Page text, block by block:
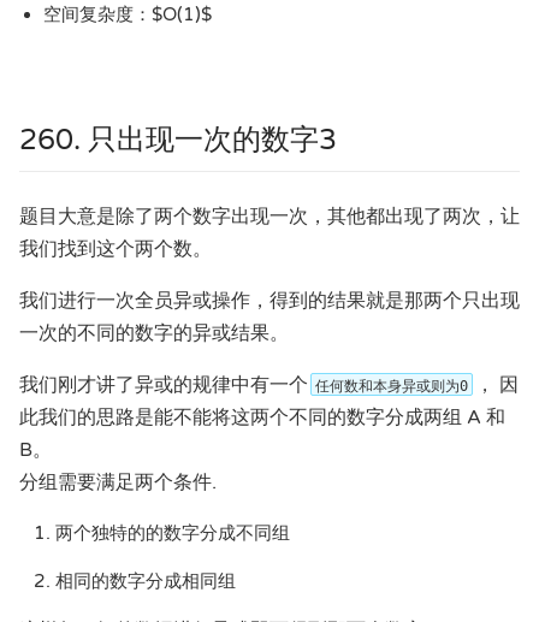
空间复杂度：$O(1)$
260. 只出现一次的数字3
题目大意是除了两个数字出现一次，其他都出现了两次，让
我们找到这个两个数。
我们进行一次全员异或操作，得到的结果就是那两个只出现
一次的不同的数字的异或结果。
我们刚才讲了异或的规律中有一个 任何数和本身异或则为0
， 因
此我们的思路是能不能将这两个不同的数字分成两组 A 和
B。
分组需要满足两个条件.
两个独特的的数字分成不同组
相同的数字分成相同组